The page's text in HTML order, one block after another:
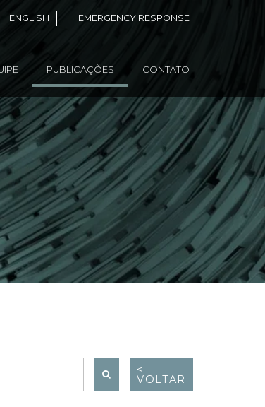
ENGLISH EMERGENCY RESPONSE
PUBLICAÇÕES CONTATO
<
VOLTAR